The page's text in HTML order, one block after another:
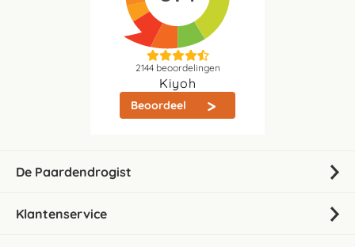
2144beoordelingen
Kiyoh
Beoordeel
De Paardendrogist
Klantenservice